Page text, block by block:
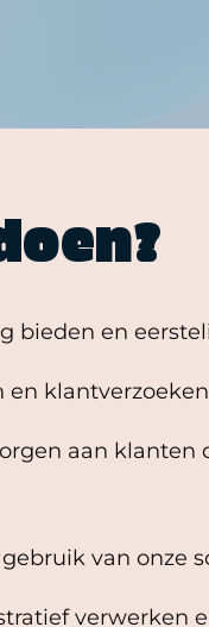
bieden en
en
aan klanten
van onze
verwerken